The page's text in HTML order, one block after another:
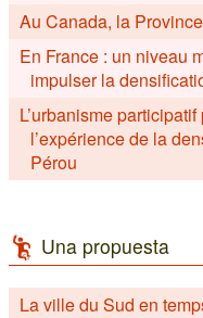
Au Canada, la
En France : un niveau
impulser la
L’urbanisme
l’expérience de la
Pérou
Una propuesta
La ville du Sud en